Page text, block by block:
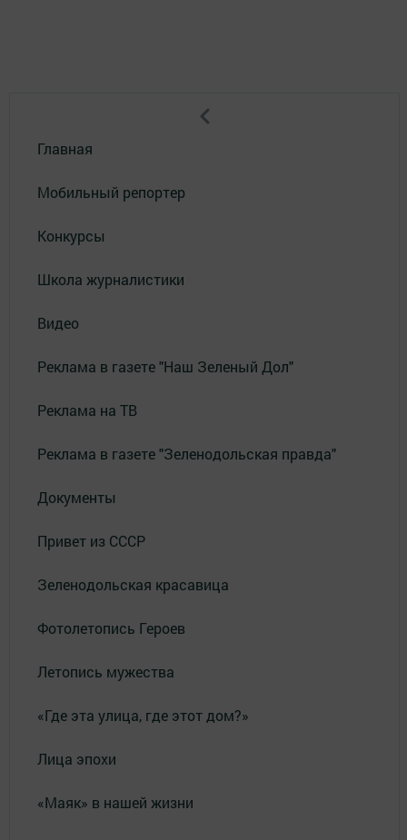
Главная
Мобильный репортер
Конкурсы
Школа журналистики
Видео
Реклама в газете "Наш Зеленый Дол"
Реклама на ТВ
Реклама в газете "Зеленодольская правда"
Документы
Привет из СССР
Зеленодольская красавица
Фотолетопись Героев
Летопись мужества
«Где эта улица, где этот дом?»
Лица эпохи
«Маяк» в нашей жизни